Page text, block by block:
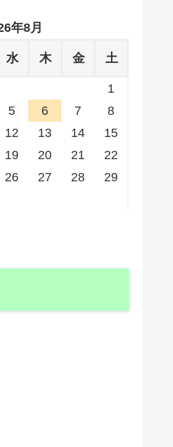
年8月
水 木 金 土
1
5 6 7
8
12 13 14
15
19 20 21
22
26 27 28
29